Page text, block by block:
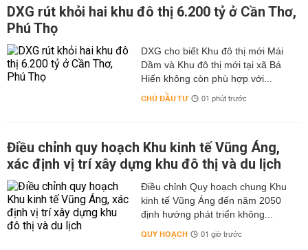
DXG rút khỏi hai khu đô thị 6.200 tỷ ở Cần Thơ,
Phú Thọ
DXG cho biết Khu đô thị mới Mái
Dầm và Khu đô thị mới tại xã Bá
Hiến không còn phù hợp với...
CHỦ ĐẦU TƯ 01 phút trước
Điều chỉnh quy hoạch Khu kinh tế Vũng Áng,
xác định vị trí xây dựng khu đô thị và du lịch
Điều chỉnh Quy hoạch chung Khu
kinh tế Vũng Áng đến năm 2050
định hướng phát triển không...
QUY HOẠCH 01 giờ trước